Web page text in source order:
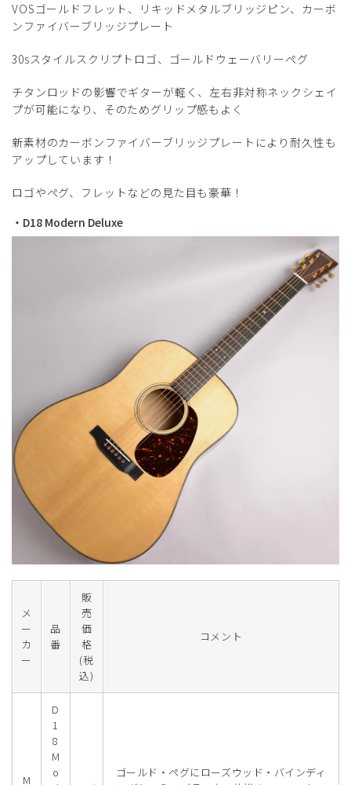
VOSゴールドフレット、リキッドメタルブリッジピン、カーボ
ンファイバーブリッジプレート
30sスタイルスクリプトロゴ、ゴールドウェーバリーペグ
チタンロッドの影響でギターが軽く、左右非対称ネックシェイ
プが可能になり、そのためグリップ感もよく
新素材のカーボンファイバーブリッジプレートにより耐久性も
アップしています！
ロゴやペグ、フレットなどの見た目も豪華！
・D18 Modern Deluxe
メ
ー
カ
ー
品
番
販
売
価
格
(税
込)
コメント
M
D
1
8
M
o
ゴールド・ペグにローズウッド・バインディ